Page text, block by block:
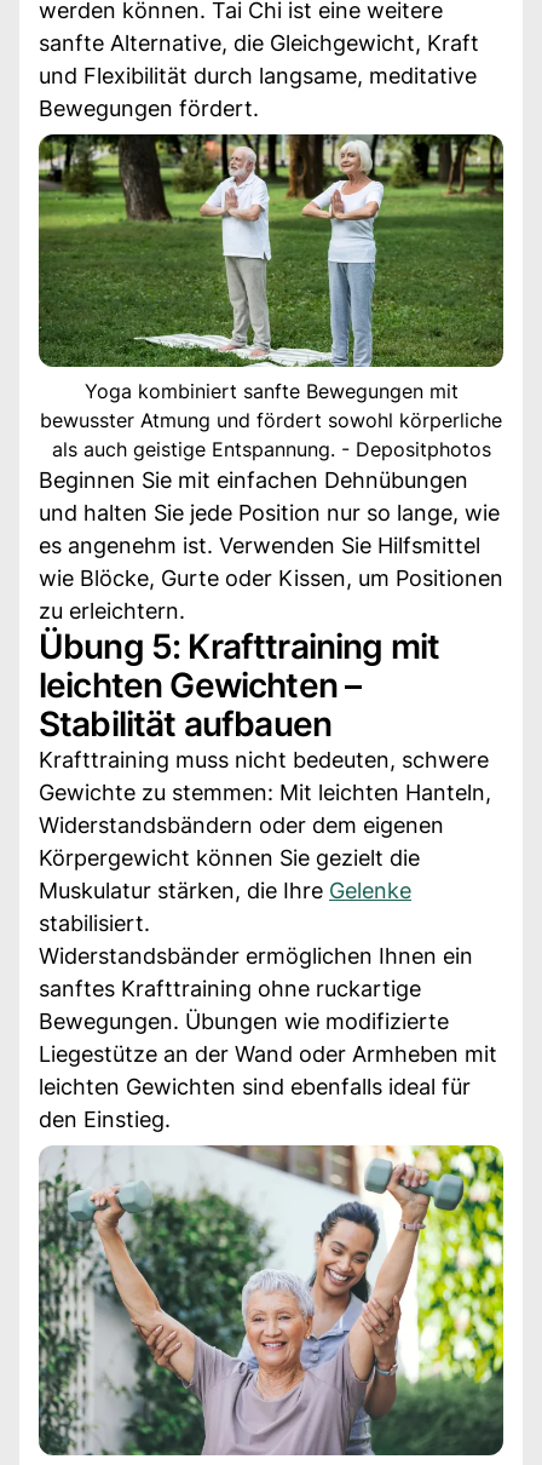
werden können. Tai Chi ist eine weitere
sanfte Alternative, die Gleichgewicht, Kraft
und Flexibilität durch langsame, meditative
Bewegungen fördert.
Yoga kombiniert sanfte Bewegungen mit
bewusster Atmung und fördert sowohl körperliche
als auch geistige Entspannung. - Depositphotos
Beginnen Sie mit einfachen Dehnübungen
und halten Sie jede Position nur so lange, wie
es angenehm ist. Verwenden Sie Hilfsmittel
wie Blöcke, Gurte oder Kissen, um Positionen
zu erleichtern.
Übung 5: Krafttraining mit
leichten Gewichten –
Stabilität aufbauen
Krafttraining muss nicht bedeuten, schwere
Gewichte zu stemmen: Mit leichten Hanteln,
Widerstandsbändern oder dem eigenen
Körpergewicht können Sie gezielt die
Muskulatur stärken, die Ihre Gelenke
stabilisiert.
Widerstandsbänder ermöglichen Ihnen ein
sanftes Krafttraining ohne ruckartige
Bewegungen. Übungen wie modifizierte
Liegestütze an der Wand oder Armheben mit
leichten Gewichten sind ebenfalls ideal für
den Einstieg.